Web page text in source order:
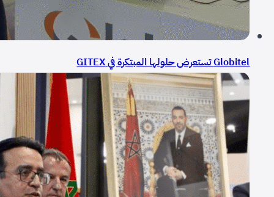
Globitel تستعرض حلولها المبتكرة في GITEX